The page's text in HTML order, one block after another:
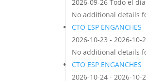
2026-09-26 Todo el día
No additional details
CTO ESP ENGANCHES
2026-10-23 - 2026-10-
No additional details
CTO ESP ENGANCHES
2026-10-24 - 2026-10-